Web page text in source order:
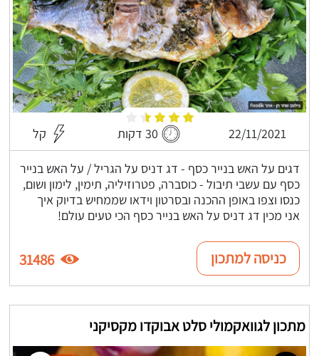
22/11/2021 30 דקות קל
דגים על האש בנייר כסף - דג דניס על הגריל / על האש בנייר
כסף עם עשבי תיבול - כוסברה, פטרוזיליה, תימין, לימון ושום,
כנסו וצפו באופן ההכנה ובסרטון וידאו שממחיש בדיוק איך
אני מכין דג דניס על האש בנייר כסף הכי טעים עולם!
כניסה למתכון 31486
מתכון לגוואקמולי סלט אבוקדו מקסיקני